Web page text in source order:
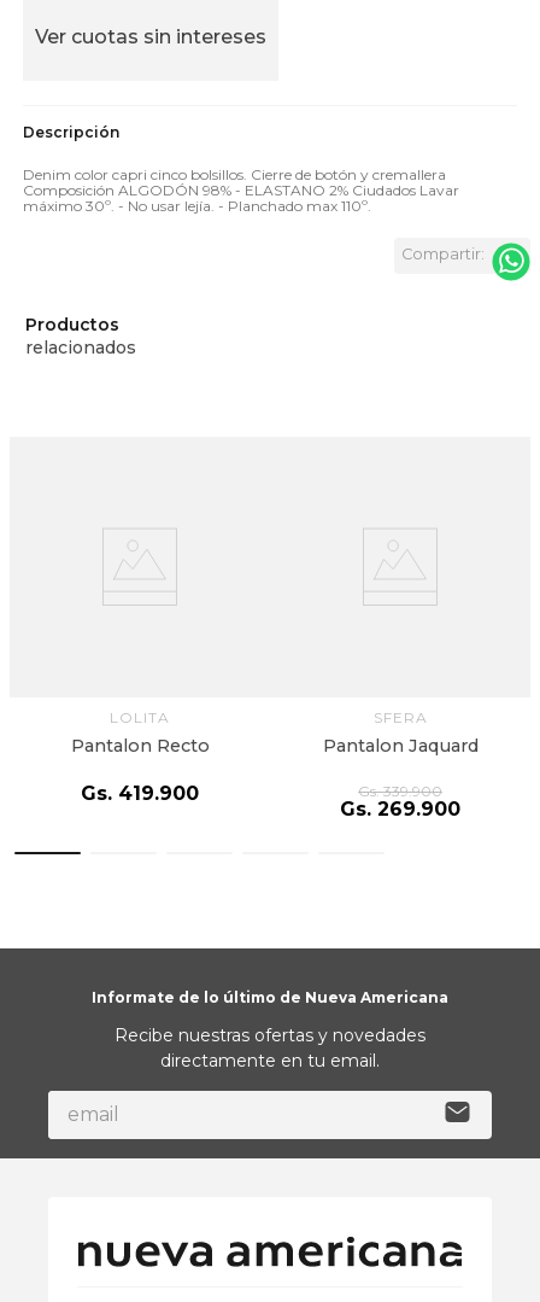
Ver cuotas sin intereses
Denim color capri cinco bolsillos. Cierre de botón y cremallera
Composición ALGODÓN 98% - ELASTANO 2% Ciudados Lavar
máximo 30º. - No usar lejía. - Planchado max 110º.
Productos
relacionados
LOLITA
Pantalon Recto
Gs. 419.900
SFERA
Pantalon Jaquard
Gs. 339.900
Gs. 269.900
Informate de lo último de Nueva Americana
Recibe nuestras ofertas y novedades
directamente en tu email.